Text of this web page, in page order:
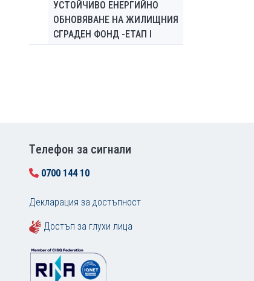
УСТОЙЧИВО ЕНЕРГИЙНО
ОБНОВЯВАНЕ НА ЖИЛИЩНИЯ
СГРАДЕН ФОНД -ЕТАП I
Tелефон за сигнали
0700 144 10
Декларация за достъпност
Достъп за глухи лица